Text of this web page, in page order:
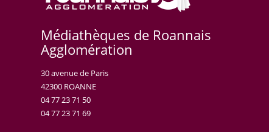
Médiathèques de Roannais
Agglomération
30 avenue de Paris
42300 ROANNE
04 77 23 71 50
04 77 23 71 69